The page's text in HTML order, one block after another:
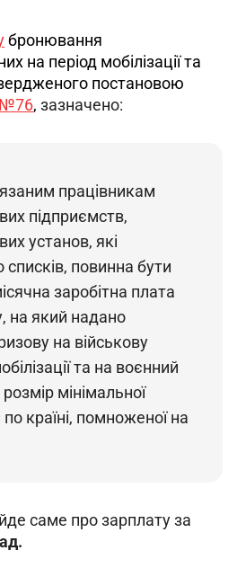
бронювання
на період мобілізації та
постановою
№76, зазначено:
працівникам
підприємств,
установ, які
повинна бути
заробітна плата
на який надано
на військову
та на воєнний
мінімальної
по країні, помноженої на
саме про зарплату за